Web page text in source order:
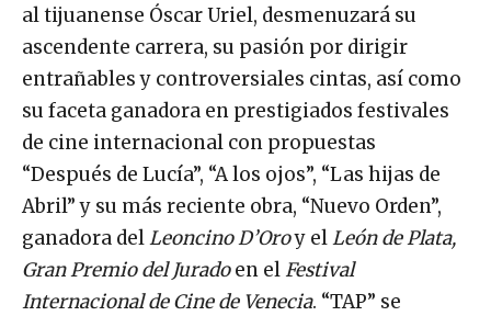
al tijuanense Óscar Uriel, desmenuzará su
ascendente carrera, su pasión por dirigir
entrañables y controversiales cintas, así como
su faceta ganadora en prestigiados festivales
de cine internacional con propuestas
“Después de Lucía”, “A los ojos”, “Las hijas de
Abril” y su más reciente obra, “Nuevo Orden”,
ganadora delLeoncino D’Oroy elLeón de Plata,
Gran Premio del Juradoen elFestival
Internacional de Cine de Venecia. “TAP” se